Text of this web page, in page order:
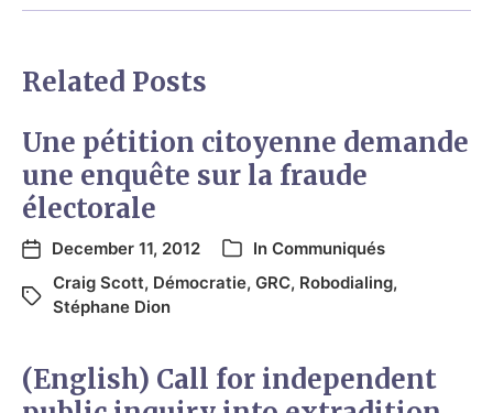
Related Posts
Une pétition citoyenne demande
une enquête sur la fraude
électorale
December 11, 2012 In Communiqués
Craig Scott, Démocratie, GRC, Robodialing,
Stéphane Dion
(English) Call for independent